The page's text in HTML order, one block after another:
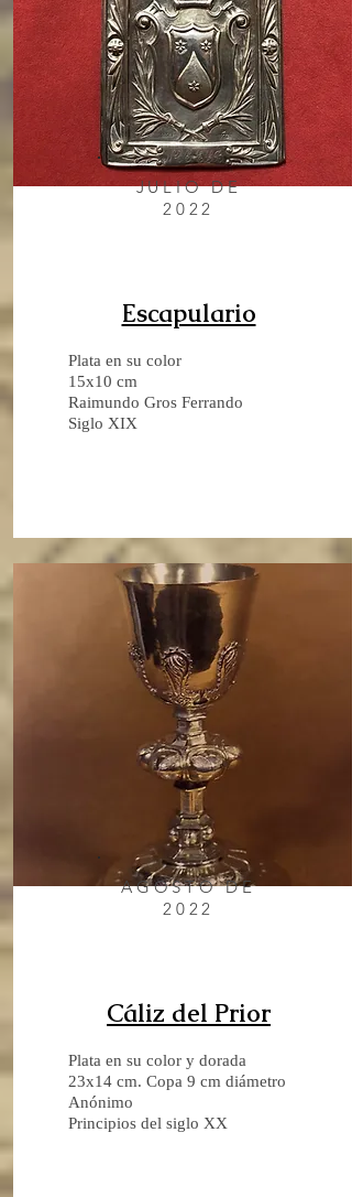
JULIO DE
2022
Escapulario
Plata en su color
15x10 cm
Raimundo Gros Ferrando
Siglo XIX
AGOSTO DE
2022
Cáliz del Prior
Plata en su color y dorada
23x14 cm. Copa 9 cm diámetro
Anónimo
Principios del siglo XX